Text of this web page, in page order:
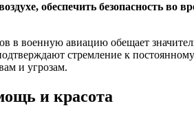
обеспечить безопасность
в военную авиацию обещает
стремление к
и угрозам.
и красота